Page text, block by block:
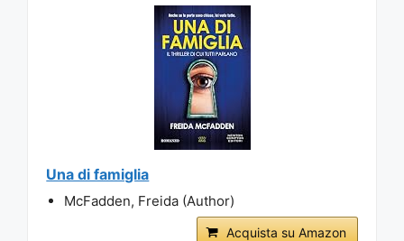
Una di famiglia
McFadden, Freida (Author)
Acquista su Amazon